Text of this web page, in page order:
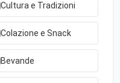
Cultura e Tradizioni
Colazione e Snack
Bevande